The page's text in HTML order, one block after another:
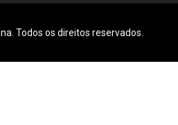
Todos os direitos reservados.